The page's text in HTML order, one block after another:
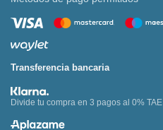
Transferencia bancaria
Divide tu compra en 3 pagos al 0% TAE